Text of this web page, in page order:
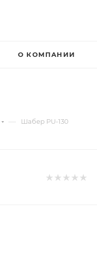
О КОМПАНИИ
— Шабер PU-130